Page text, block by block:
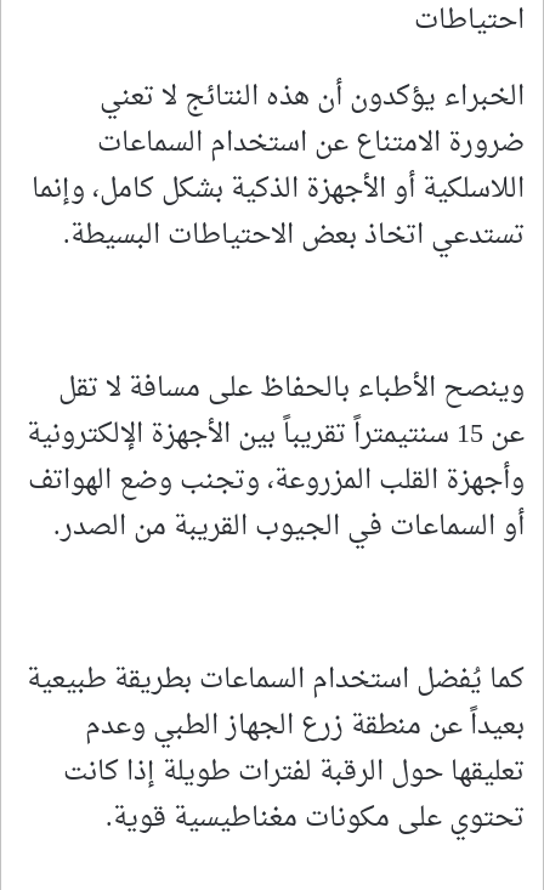
احتياطات
الخبراء يؤكدون أن هذه النتائج لا تعني
ضرورة الامتناع عن استخدام السماعات
اللاسلكية أو الأجهزة الذكية بشكل كامل، وإنما
تستدعي اتخاذ بعض الاحتياطات البسيطة.
وينصح الأطباء بالحفاظ على مسافة لا تقل
عن 15 سنتيمتراً تقريباً بين الأجهزة الإلكترونية
وأجهزة القلب المزروعة، وتجنب وضع الهواتف
أو السماعات في الجيوب القريبة من الصدر.
كما يُفضل استخدام السماعات بطريقة طبيعية
بعيداً عن منطقة زرع الجهاز الطبي وعدم
تعليقها حول الرقبة لفترات طويلة إذا كانت
تحتوي على مكونات مغناطيسية قوية.